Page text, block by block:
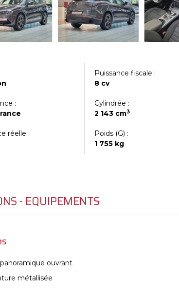
Puissance fiscale :
8 cv
:
Cylindrée :
2 143 cm3
réelle :
Poids (G) :
1 755 kg
- EQUIPEMENTS
ouvrant
métallisée